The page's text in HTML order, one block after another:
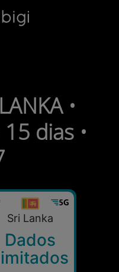
•
dias •
Sri Lanka
Dados